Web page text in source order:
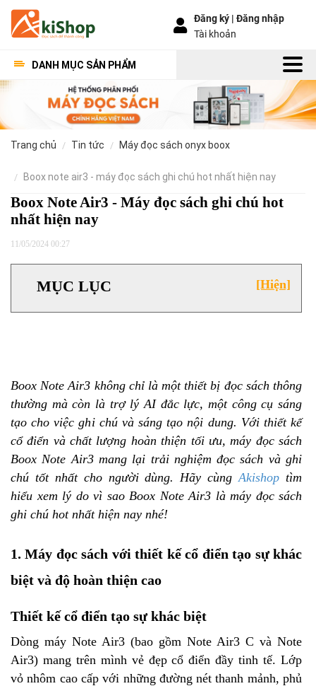
Đăng ký |Đăng nhập
Tài khoản
DANH MỤC SẢN PHẨM
trang chủ tin tức máy đọc sách onyx boox
boox note air3 - máy đọc sách ghi chú hot nhất hiện nay
Boox Note Air3 - Máy đọc sách ghi chú hot
nhất hiện nay
11/05/2024 00:27
[Hiện]
MỤC LỤC
Boox Note Air3 không chỉ là một thiết bị đọc sách thông
thường mà còn là trợ lý AI đắc lực, một công cụ sáng
tạo cho việc ghi chú và sáng tạo nội dung. Với thiết kế
cổ điển và chất lượng hoàn thiện tối ưu, máy đọc sách
Boox Note Air3 mang lại trải nghiệm đọc sách và ghi
chú tốt nhất cho người dùng. Hãy cùngAkishop tìm
hiểu xem lý do vì sao Boox Note Air3 là máy đọc sách
ghi chú hot nhất hiện nay nhé!
1. Máy đọc sách với thiết kế cổ điển tạo sự khác
biệt và độ hoàn thiện cao
Thiết kế cổ điển tạo sự khác biệt
Dòng máy Note Air3 (bao gồm Note Air3 C và Note
Air3) mang trên mình vẻ đẹp cổ điển đầy tinh tế. Lớp
vỏ nhôm cao cấp với những đường nét thanh mảnh, phủ